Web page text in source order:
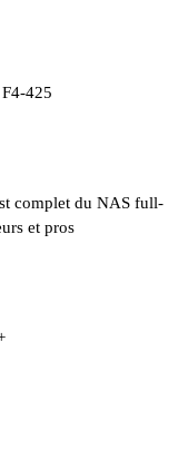
425
complet du NAS full-
et pros